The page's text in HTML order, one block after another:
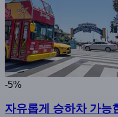
-5%
자유롭게 승하차 가